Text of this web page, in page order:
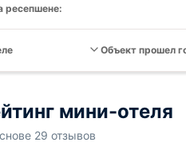
ресепшене:
Объект прошел
мини-отеля
29 отзывов